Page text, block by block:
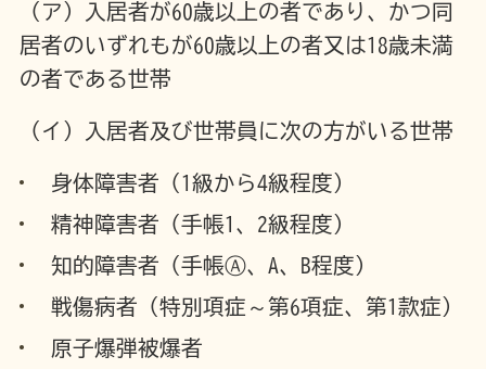
（ア）入居者が60歳以上の者であり、かつ同
居者のいずれもが60歳以上の者又は18歳未満
の者である世帯
（イ）入居者及び世帯員に次の方がいる世帯
身体障害者（1級から4級程度）
精神障害者（手帳1、2級程度）
知的障害者（手帳Ⓐ、A、B程度）
戦傷病者（特別項症～第6項症、第1款症）
原子爆弾被爆者